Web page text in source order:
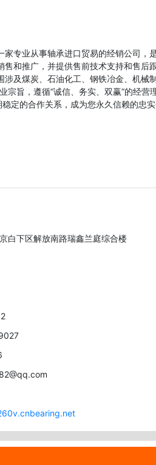
家专业从事轴承进口贸易的经销公司
售和推广，并提供售前技术支持和售
宗旨，遵循“诚信、务实、双赢”的经
期稳定的合作关系，成为您永久信赖的忠
白下区解放南路瑞鑫兰庭综合楼